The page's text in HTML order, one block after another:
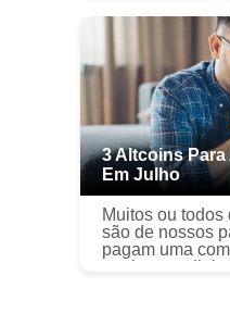
familiarizada
3 Altcoins
Em Julho
Muitos ou todos
são de nossos
pagam uma
ganhamos